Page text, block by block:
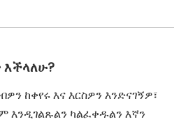
ከቀየሩ እና እርስዎን እንድናገኝዎ፣
እንዲገልጹልን ካልፈቀዱልን እኛን